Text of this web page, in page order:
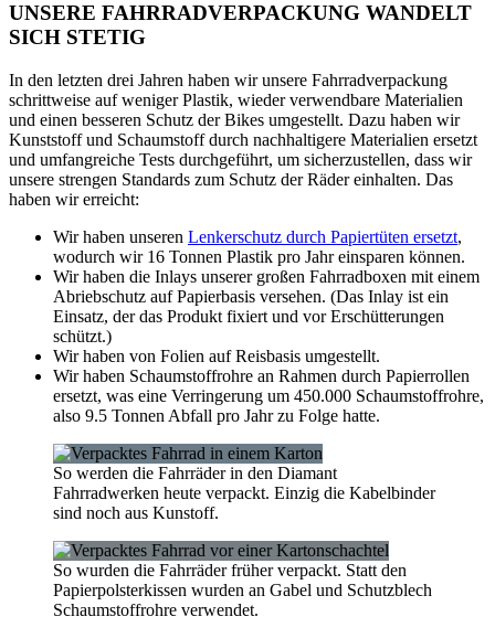
UNSERE FAHRRADVERPACKUNG WANDELT
SICH STETIG
In den letzten drei Jahren haben wir unsere Fahrradverpackung
schrittweise auf weniger Plastik, wieder verwendbare Materialien
und einen besseren Schutz der Bikes umgestellt. Dazu haben wir
Kunststoff und Schaumstoff durch nachhaltigere Materialien ersetzt
und umfangreiche Tests durchgeführt, um sicherzustellen, dass wir
unsere strengen Standards zum Schutz der Räder einhalten. Das
haben wir erreicht:
Wir haben unseren Lenkerschutz durch Papiertüten ersetzt,
wodurch wir 16 Tonnen Plastik pro Jahr einsparen können.
Wir haben die Inlays unserer großen Fahrradboxen mit einem
Abriebschutz auf Papierbasis versehen. (Das Inlay ist ein
Einsatz, der das Produkt fixiert und vor Erschütterungen
schützt.)
Wir haben von Folien auf Reisbasis umgestellt.
Wir haben Schaumstoffrohre an Rahmen durch Papierrollen
ersetzt, was eine Verringerung um 450.000 Schaumstoffrohre,
also 9.5 Tonnen Abfall pro Jahr zu Folge hatte.
So werden die Fahrräder in den Diamant
Fahrradwerken heute verpackt. Einzig die Kabelbinder
sind noch aus Kunstoff.
So wurden die Fahrräder früher verpackt. Statt den
Papierpolsterkissen wurden an Gabel und Schutzblech
Schaumstoffrohre verwendet.